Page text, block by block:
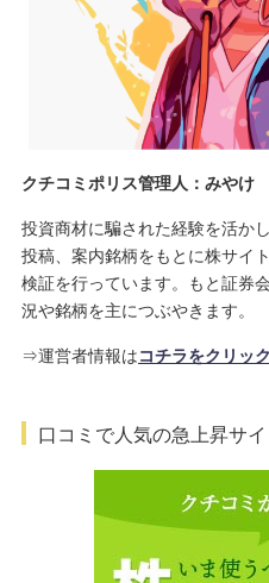
クチコミポリス管理人：みやけ
投資商材に騙された経験を活か
投稿、案内銘柄をもとに株サイ
検証を行っています。もと証券
況や銘柄を主につぶやきます。
⇒運営者情報はコチラをクリック
口コミで人気の急上昇サイ